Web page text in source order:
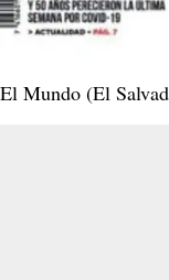
El Mundo (El